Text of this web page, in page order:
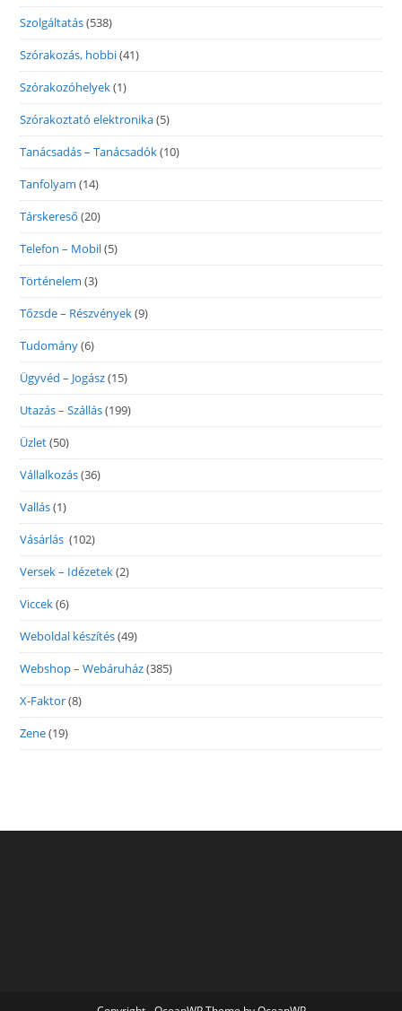
Szolgáltatás(538)
Szórakozás, hobbi(41)
Szórakozóhelyek(1)
Szórakoztató elektronika(5)
Tanácsadás – Tanácsadók(10)
Tanfolyam (14)
Társkereső (20)
Telefon – Mobil(5)
Történelem (3)
Tőzsde – Részvények(9)
Tudomány(6)
Ügyvéd – Jogász(15)
Utazás – Szállás(199)
Üzlet(50)
Vállalkozás(36)
Vallás(1)
Vásárlás (102)
Versek – Idézetek(2)
Viccek(6)
Weboldal készítés(49)
Webshop – Webáruház(385)
X-Faktor(8)
Zene(19)